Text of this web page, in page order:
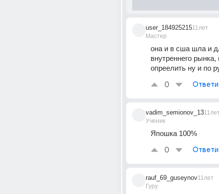
user_184925215
Мастер
11лет
она и в сша шла и
внутреннего
опреелить ну и по
0
vadim_semionov_13
Ученик
Япошка 100%
0
rauf_69_guseynov
Гуру
11лет